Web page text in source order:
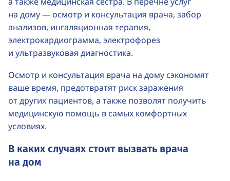
на дому — осмотр и консультация врача, забор
анализов, ингаляционная терапия,
электрокардиограмма, электрофорез
и ультразвуковая диагностика.
Осмотр и консультация врача на дому сэкономят
ваше время, предотвратят риск заражения
от других пациентов, а также позволят получить
медицинскую помощь в самых комфортных
условиях.
В каких случаях стоит вызвать врача
на дом